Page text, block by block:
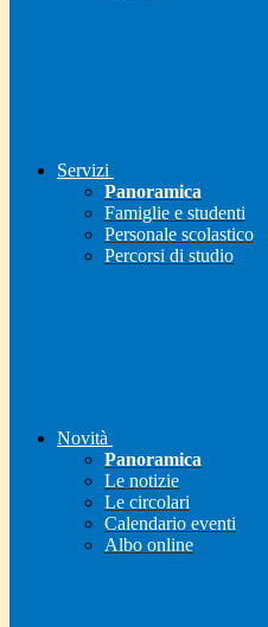
Servizi
Panoramica
Famiglie e studenti
Personale scolastico
Percorsi di studio
Novità
Panoramica
Le notizie
Le circolari
Calendario eventi
Albo online